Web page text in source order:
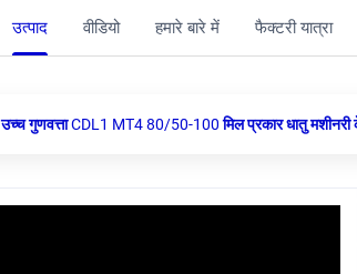
उत्पाद वीडियो हमारे बारे में फैक्टरी यात्रा
उच्च गुणवत्ता CDL1 MT4 80/50-100 मिल प्रकार धातु मशीनरी